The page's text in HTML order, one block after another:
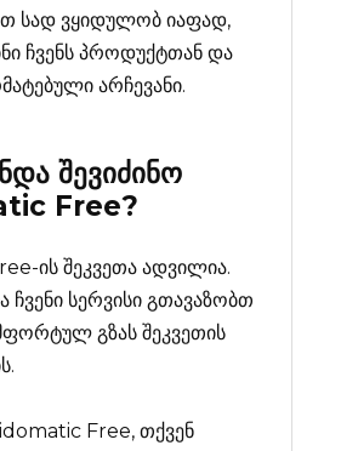
სად ვყიდულობ იაფად,
ჩვენს პროდუქტთან და
არჩევანი.
შევიძინო
Free?
ის შეკვეთა ადვილია.
ჩვენი სერვისი გთავაზობთ
გზას შეკვეთის
Free, თქვენ